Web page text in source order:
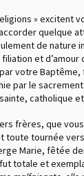
» excitent
quelque
de nature
et d’amour
votre
par le
catholique
frères, que
toute tournée
Marie, fêtée
totale et